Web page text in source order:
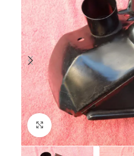
Click to enlarge